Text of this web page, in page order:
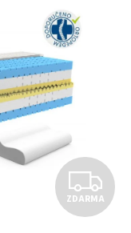
Z
D
ZDARMA